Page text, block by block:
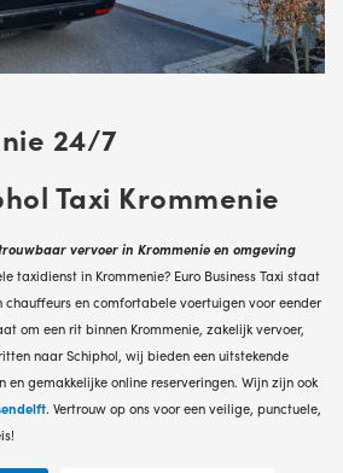
24/7
Taxi Krommenie
vervoer in Krommenie en omgeving
taxidienst in Krommenie? Euro Business Taxi staat
en comfortabele voertuigen voor eender
om een rit binnen Krommenie, zakelijk vervoer,
naar Schiphol, wij bieden een uitstekende
gemakkelijke online reserveringen. Wijn zijn ook
. Vertrouw op ons voor een veilige, punctuele,